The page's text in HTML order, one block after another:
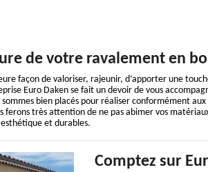
de votre ravalement en
façon de valoriser, rajeunir, d’apporter une
Euro Daken se fait un devoir de vous
sommes bien placés pour réaliser conformément
ferons très attention de ne pas abimer vos
et durables.
Comptez sur